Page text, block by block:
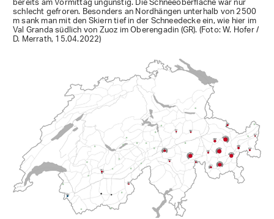
schlecht gefroren. Besonders an Nordhängen unterhalb von 2500
m sank man mit den Skiern tief in der Schneedecke ein, wie hier im
Val Granda südlich von Zuoz im Oberengadin (GR). (Foto: W. Hofer /
D. Merrath, 15.04.2022)